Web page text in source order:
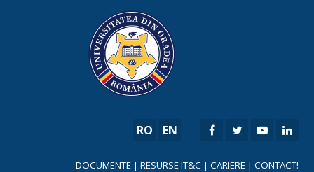
RO EN
DOCUMENTE | RESURSE IT&C | CARIERE | CONTACT!